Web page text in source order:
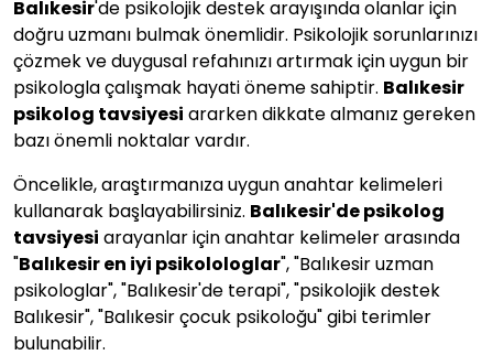
Balıkesir'de psikolojik destek arayışında olanlar için
doğru uzmanı bulmak önemlidir. Psikolojik sorunlarınızı
çözmek ve duygusal refahınızı artırmak için uygun bir
psikologla çalışmak hayati öneme sahiptir. Balıkesir
psikolog tavsiyesi ararken dikkate almanız gereken
bazı önemli noktalar vardır.
Öncelikle, araştırmanıza uygun anahtar kelimeleri
kullanarak başlayabilirsiniz. Balıkesir'de psikolog
tavsiyesi arayanlar için anahtar kelimeler arasında
Balıkesir en iyi psikolologlar ", "Balıkesir uzman
psikologlar", "Balıkesir'de terapi", "psikolojik destek
Balıkesir", "Balıkesir çocuk psikoloğu" gibi terimler
bulunabilir.